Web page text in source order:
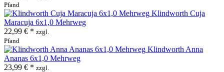
Pfand
Klindworth Cuja
Maracuja 6x1,0 Mehrweg
22,99 € * zzgl.
Pfand
Klindworth Anna
Ananas 6x1,0 Mehrweg
23,99 € * zzgl.